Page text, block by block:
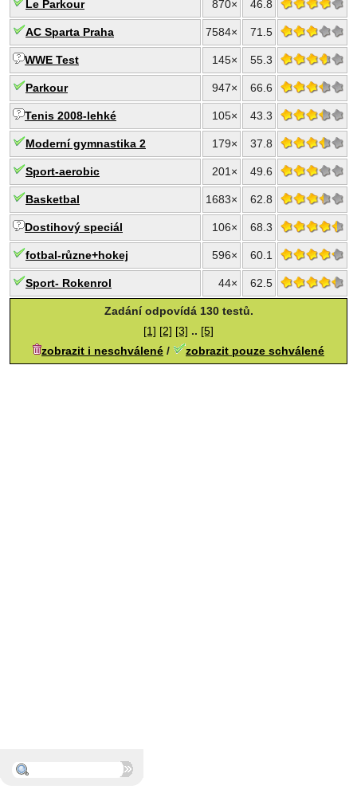
Le Parkour 870× 46.8
AC Sparta Praha 7584× 71.5
WWE Test 145× 55.3
Parkour 947× 66.6
Tenis 2008-lehké 105× 43.3
Moderní gymnastika 2 179× 37.8
Sport-aerobic 201× 49.6
Basketbal 1683× 62.8
Dostihový speciál 106× 68.3
fotbal-různe+hokej 596× 60.1
Sport- Rokenrol 44× 62.5
Zadání odpovídá 130 testů.
[1] [2] [3] .. [5]
zobrazit i neschválené / zobrazit pouze schválené